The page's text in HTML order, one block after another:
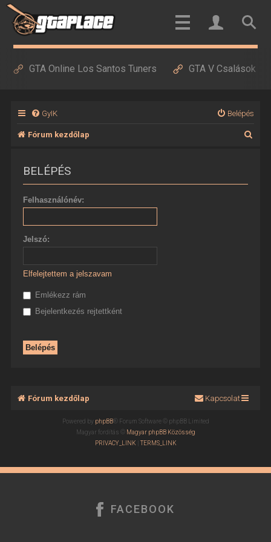
GTA Online Los Santos Tuners GTA V Csalások
GyIK Belépés
Fórum kezdőlap
BELÉPÉS
Felhasználónév:
Jelszó:
Elfelejtettem a jelszavam
Emlékezz rám
Bejelentkezés rejtettként
Fórum kezdőlap Kapcsolat
Powered by phpBB® Forum Software © phpBB Limited
Magyar fordítás © Magyar phpBB Közösség
PRIVACY_LINK |TERMS_LINK
FACEBOOK